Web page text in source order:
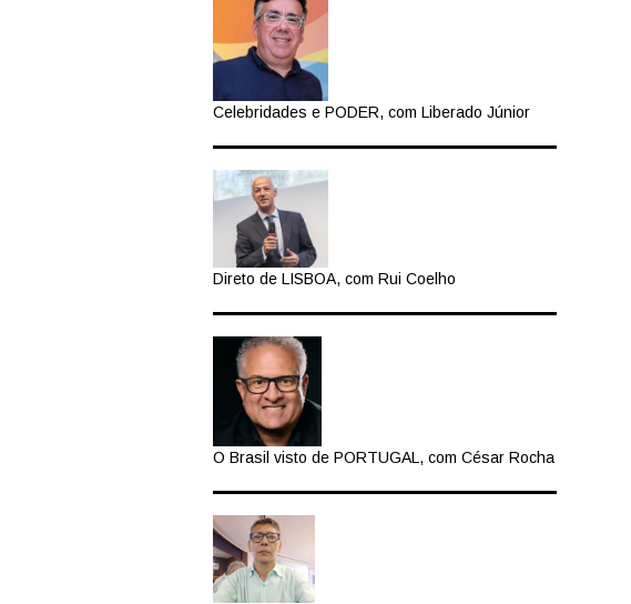
Celebridades e PODER, com Liberado Júnior
Direto de LISBOA, com Rui Coelho
O Brasil visto de PORTUGAL, com César Rocha